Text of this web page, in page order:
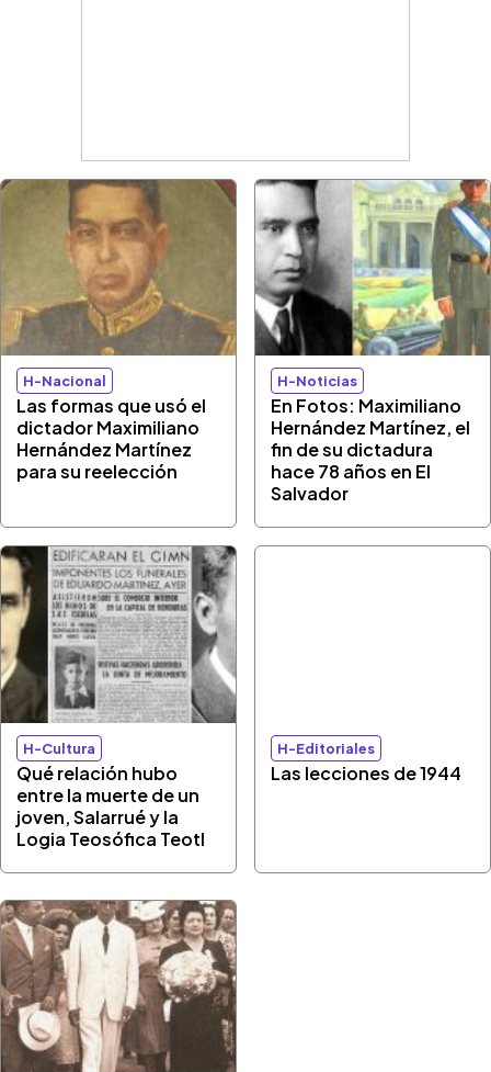
H-Nacional
Las formas que usó el
dictador Maximiliano
Hernández Martínez
para su reelección
H-Noticias
En Fotos: Maximiliano
Hernández Martínez, el
fin de su dictadura
hace 78 años en El
Salvador
H-Cultura
Qué relación hubo
entre la muerte de un
joven, Salarrué y la
Logia Teosófica Teotl
H-Editoriales
Las lecciones de 1944